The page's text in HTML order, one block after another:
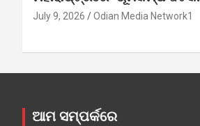
July 9, 2026 Odian Media Network1
ଆମ ସମ୍ପର୍କରେ